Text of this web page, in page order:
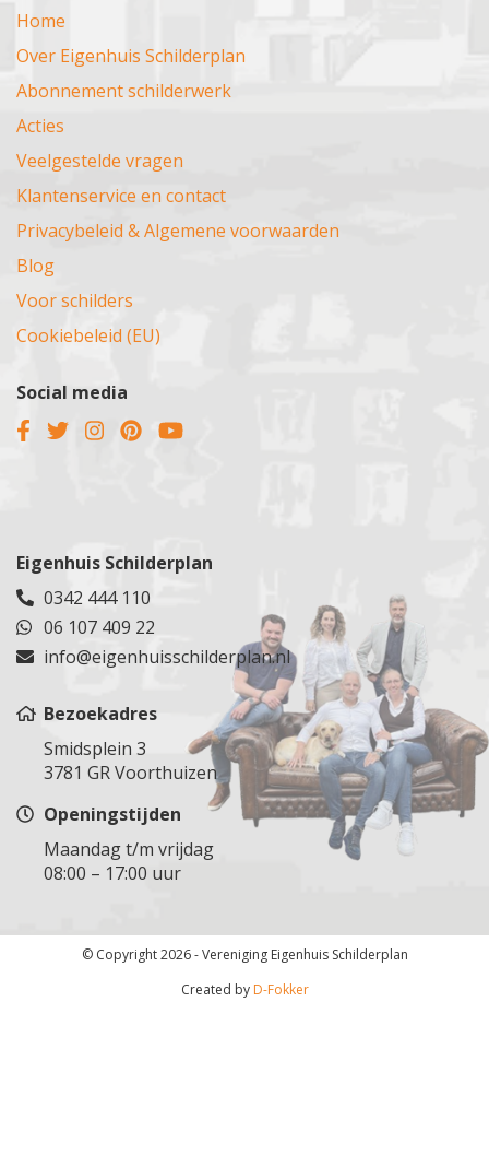
Home
Over Eigenhuis Schilderplan
Abonnement schilderwerk
Acties
Veelgestelde vragen
Klantenservice en contact
Privacybeleid & Algemene voorwaarden
Blog
Voor schilders
Cookiebeleid (EU)
Social media
Eigenhuis Schilderplan
0342 444 110
06 107 409 22
info@eigenhuisschilderplan.nl
Bezoekadres
Smidsplein 3
3781 GR Voorthuizen
Openingstijden
Maandag t/m vrijdag
08:00 – 17:00 uur
© Copyright 2026 - Vereniging Eigenhuis Schilderplan
Created by D-Fokker